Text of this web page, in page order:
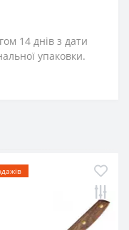
14 днів з дати
упаковки.